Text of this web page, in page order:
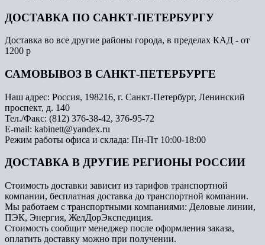
ДОСТАВКА ПО САНКТ-ПЕТЕРБУРГУ
Доставка во все другие районы города, в пределах КАД - от
1200 р
САМОВЫВОЗ В САНКТ-ПЕТЕРБУРГЕ
Наш адрес: Россия, 198216, г. Санкт-Петербург, Ленинский
проспект, д. 140
Тел./Факс: (812) 376-38-42, 376-95-72
E-mail: kabinett@yandex.ru
Режим работы офиса и склада: Пн-Пт 10:00-18:00
ДОСТАВКА В ДРУГИЕ РЕГИОНЫ РОССИИ
Стоимость доставки зависит из тарифов транспортной
компании, бесплатная доставка до транспортной компании.
Мы работаем с транспортными компаниями: Деловые линии,
ПЭК, Энергия, ЖелДорЭкспедиция.
Стоимость сообщит менеджер после оформления заказа,
оплатить доставку можно при получении.